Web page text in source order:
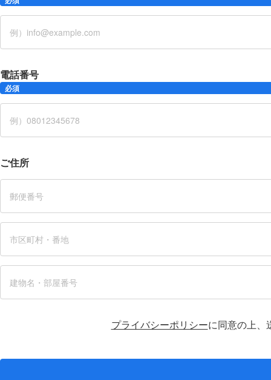
電話番号
必須
ご住所
プライバシーポリシーに同意の上、